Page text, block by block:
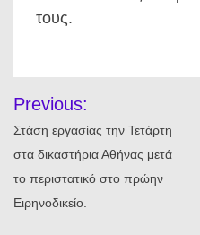
τους.
άρθρων
Previous:
Στάση εργασίας την Τετάρτη
στα δικαστήρια Αθήνας μετά
το περιστατικό στο πρώην
Ειρηνοδικείο.